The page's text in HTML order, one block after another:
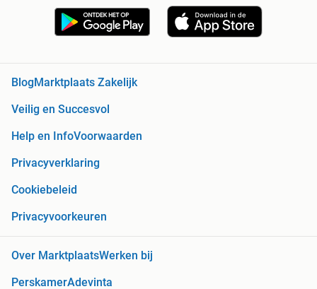
Blog Marktplaats Zakelijk
Veilig en Succesvol
Help en InfoVoorwaarden
Privacyverklaring
Cookiebeleid
Privacyvoorkeuren
Over MarktplaatsWerken bij
PerskamerAdevinta